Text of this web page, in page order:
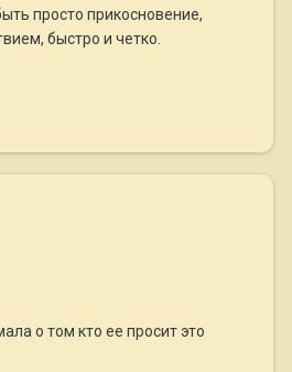
просто прикосновение,
быстро и четко.
о том кто ее просит это